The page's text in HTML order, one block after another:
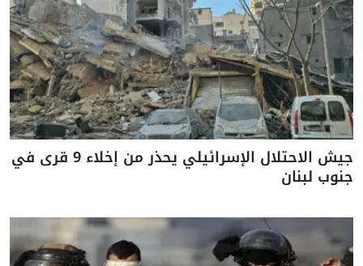
جيش الاحتلال الإسرائيلي يحذر من إخلاء 9 قرى في
جنوب لبنان